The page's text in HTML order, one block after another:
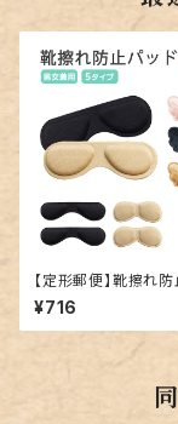
【定形郵便】靴擦れ防
shoes095
¥716